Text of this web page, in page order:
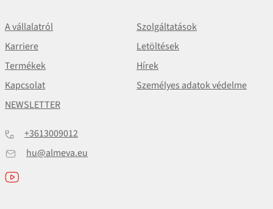
A vállalatról
Szolgáltatások
Karriere
Letöltések
Termékek
Hírek
Kapcsolat
Személyes adatok védelme
NEWSLETTER
+3613009012
hu@almeva.eu